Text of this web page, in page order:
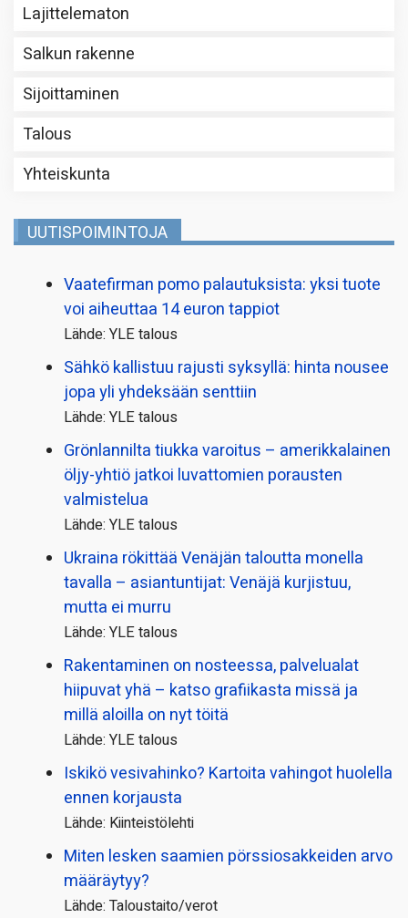
Lajittelematon
Salkun rakenne
Sijoittaminen
Talous
Yhteiskunta
UUTISPOIMINTOJA
Vaatefirman pomo palautuksista: yksi tuote
voi aiheuttaa 14 euron tappiot
Lähde: YLE talous
Sähkö kallistuu rajusti syksyllä: hinta nousee
jopa yli yhdeksään senttiin
Lähde: YLE talous
Grönlannilta tiukka varoitus – amerikkalainen
öljy-yhtiö jatkoi luvattomien porausten
valmistelua
Lähde: YLE talous
Ukraina rökittää Venäjän taloutta monella
tavalla – asiantuntijat: Venäjä kurjistuu,
mutta ei murru
Lähde: YLE talous
Rakentaminen on nosteessa, palvelualat
hiipuvat yhä – katso grafiikasta missä ja
millä aloilla on nyt töitä
Lähde: YLE talous
Iskikö vesivahinko? Kartoita vahingot huolella
ennen korjausta
Lähde: Kiinteistölehti
Miten lesken saamien pörssi­osakkeiden arvo
määräytyy?
Lähde: Taloustaito/verot